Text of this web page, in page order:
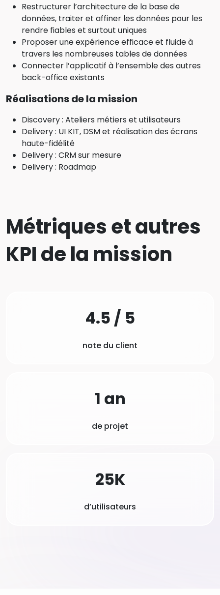
Restructurer l’architecture de la base de
données, traiter et affiner les données pour les
rendre fiables et surtout uniques
Proposer une expérience efficace et fluide à
travers les nombreuses tables de données
Connecter l’applicatif à l’ensemble des autres
back-office existants
Réalisations de la mission
Discovery : Ateliers métiers et utilisateurs
Delivery : UI KIT, DSM et réalisation des écrans
haute-fidélité
Delivery : CRM sur mesure
Delivery : Roadmap
Métriques et autres
KPI de la mission
4.5 / 5
note du client
1 an
de projet
25K
d’utilisateurs